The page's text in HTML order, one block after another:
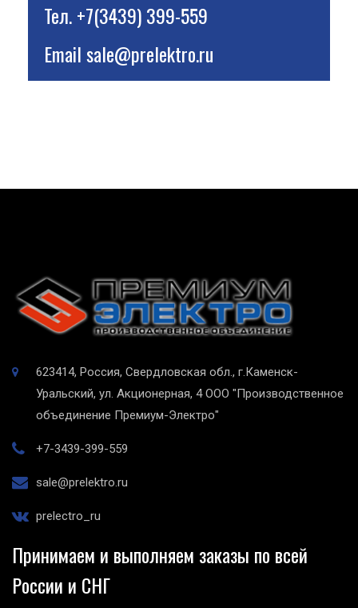
Тел.+7(3439) 399-559
Emailsale@prelektro.ru
623414, Россия, Свердловская обл., г.Каменск-
Уральский, ул. Акционерная, 4 ООО "Производственное
объединение Премиум-Электро"
+7-3439-399-559
sale@prelektro.ru
prelectro_ru
Принимаем и выполняем заказы по всей
России и СНГ